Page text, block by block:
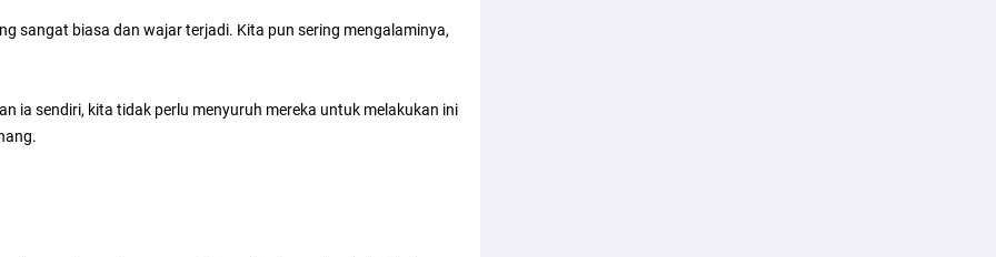
sangat biasa dan wajar terjadi. Kita pun sering mengalaminya,
ia sendiri, kita tidak perlu menyuruh mereka untuk melakukan ini